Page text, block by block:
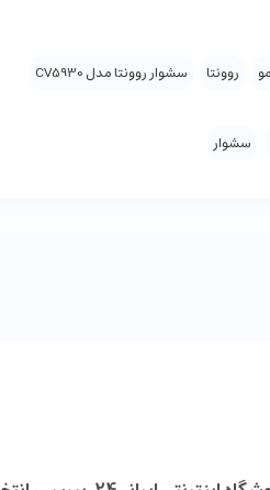
روونتا سشوار روونتا مدل CV5930
سشوار